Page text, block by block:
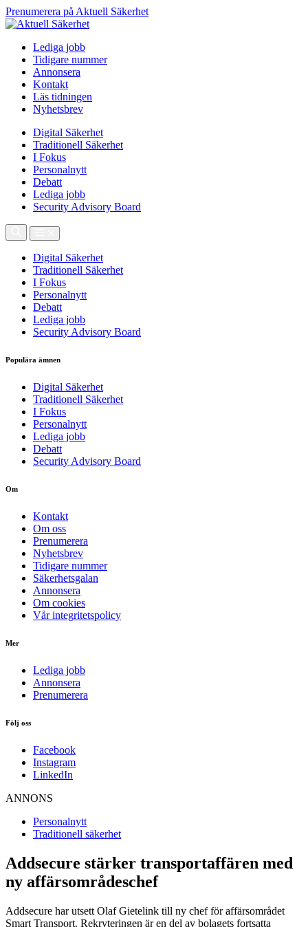
Prenumerera på Aktuell Säkerhet
Lediga jobb
Tidigare nummer
Annonsera
Kontakt
Läs tidningen
Nyhetsbrev
Digital Säkerhet
Traditionell Säkerhet
I Fokus
Personalnytt
Debatt
Lediga jobb
Security Advisory Board
Digital Säkerhet
Traditionell Säkerhet
I Fokus
Personalnytt
Debatt
Lediga jobb
Security Advisory Board
Populära ämnen
Digital Säkerhet
Traditionell Säkerhet
I Fokus
Personalnytt
Lediga jobb
Debatt
Security Advisory Board
Om
Kontakt
Om oss
Prenumerera
Nyhetsbrev
Tidigare nummer
Säkerhetsgalan
Annonsera
Om cookies
Vår integritetspolicy
Mer
Lediga jobb
Annonsera
Prenumerera
Följ oss
Facebook
Instagram
LinkedIn
ANNONS
Personalnytt
Traditionell säkerhet
Addsecure stärker transportaffären med
ny affärsområdeschef
Addsecure har utsett Olaf Gietelink till ny chef för affärsområdet
Smart Transport. Rekryteringen är en del av bolagets fortsatta